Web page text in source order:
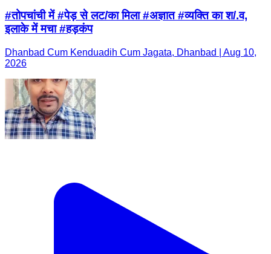
#तोपचांची में #पेड़ से लट/का मिला #अज्ञात #व्यक्ति का श/.व,
इलाके में मचा #हड़कंप
Dhanbad Cum Kenduadih Cum Jagata, Dhanbad | Aug 10,
2026